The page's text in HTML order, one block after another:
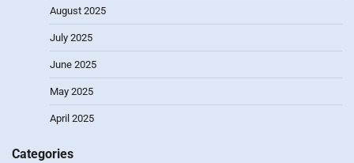
August 2025
July 2025
June 2025
May 2025
April 2025
Categories